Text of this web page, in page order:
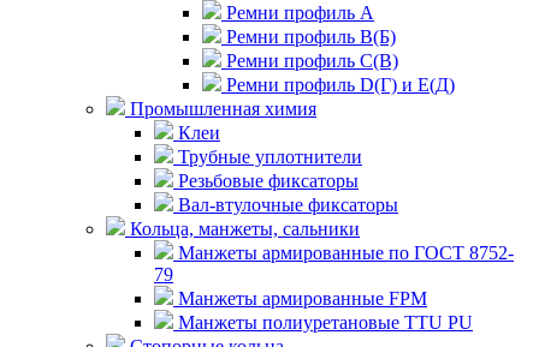
Ремни профиль А
Ремни профиль В(Б)
Ремни профиль С(В)
Ремни профиль D(Г) и E(Д)
Промышленная химия
Клеи
Трубные уплотнители
Резьбовые фиксаторы
Вал-втулочные фиксаторы
Кольца, манжеты, сальники
Манжеты армированные по ГОСТ 8752-
79
Манжеты армированные FPM
Манжеты полиуретановые TTU PU